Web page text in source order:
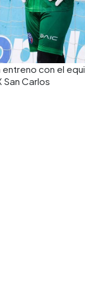
entreno con el
Carlos